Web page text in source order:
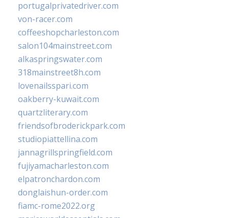
portugalprivatedriver.com
von-racer.com
coffeeshopcharleston.com
salon104mainstreet.com
alkaspringswater.com
318mainstreet8h.com
lovenailsspari.com
oakberry-kuwait.com
quartzliterary.com
friendsofbroderickpark.com
studiopiattellina.com
jannagrillspringfield.com
fujiyamacharleston.com
elpatronchardon.com
donglaishun-order.com
fiamc-rome2022.org